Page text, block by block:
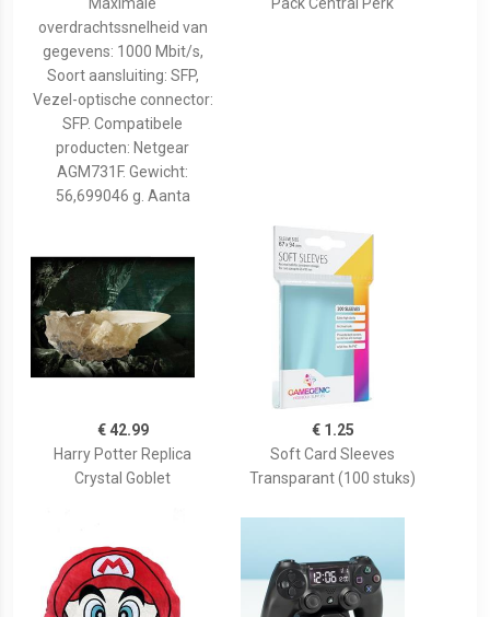
Maximale
overdrachtssnelheid van
gegevens: 1000 Mbit/s,
Soort aansluiting: SFP,
Vezel-optische connector:
SFP. Compatibele
producten: Netgear
AGM731F. Gewicht:
56,699046 g. Aanta
Pack Central Perk
€ 42.99
Harry Potter Replica
Crystal Goblet
€ 1.25
Soft Card Sleeves
Transparant (100 stuks)